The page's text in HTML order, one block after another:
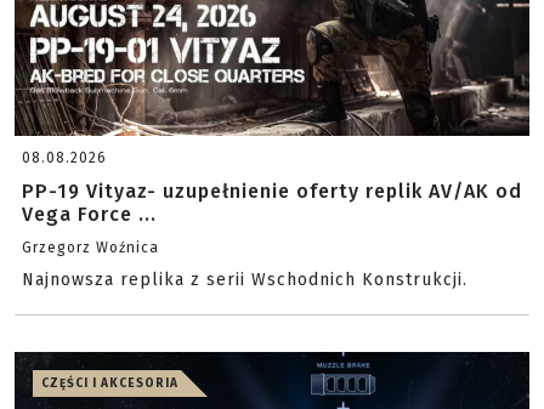
08.08.2026
PP-19 Vityaz- uzupełnienie oferty replik AV/AK od
Vega Force ...
Grzegorz Woźnica
Najnowsza replika z serii Wschodnich Konstrukcji.
CZĘŚCI I AKCESORIA